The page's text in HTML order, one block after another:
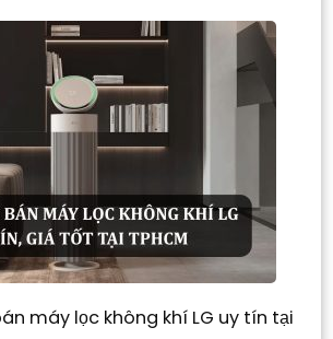
máy lọc không khí LG uy tín tại